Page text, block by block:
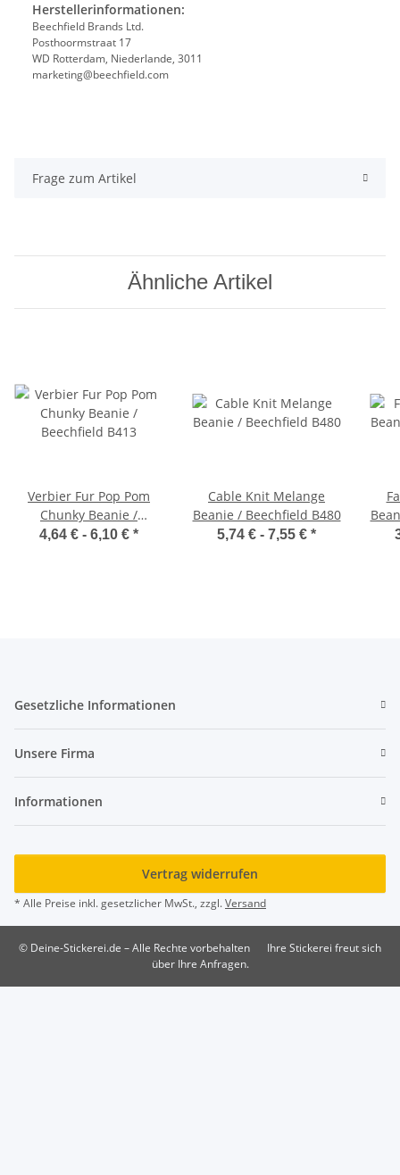
Herstellerinformationen:
Beechfield Brands Ltd.
Posthoormstraat 17
WD Rotterdam, Niederlande, 3011
marketing@beechfield.com
Frage zum Artikel
Ähnliche Artikel
Verbier Fur Pop Pom
Chunky Beanie /
Beechfield B413
4,64 € - 6,10 € *
Cable Knit Melange
Beanie / Beechfield B480
5,74 € - 7,55 € *
Gesetzliche Informationen
Unsere Firma
Informationen
Vertrag widerrufen
* Alle Preise inkl. gesetzlicher MwSt., zzgl.Versand
© Deine-Stickerei.de – Alle Rechte vorbehalten
Ihre Stickerei freut sich
über Ihre Anfragen.